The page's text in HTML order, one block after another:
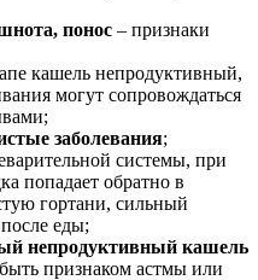
понос – признаки
кашель непродуктивный,
могут сопровождаться
заболевания;
системы, при
попадает обратно в
гортани, сильный
еды;
непродуктивный кашель
признаком астмы или